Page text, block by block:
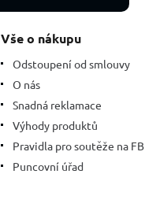
Vše o nákupu
Odstoupení od smlouvy
O nás
Snadná reklamace
Výhody produktů
Pravidla pro soutěže na FB
Puncovní úřad